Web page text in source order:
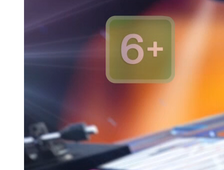
105,2 FM
Казан
91,5 FM
106,1 FM
Кама тамагы
71,51 FM